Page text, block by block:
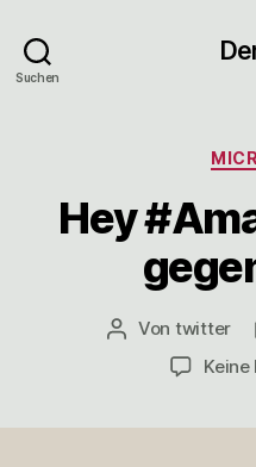
Suchen
Hey
Beitragsautor
Von twitter